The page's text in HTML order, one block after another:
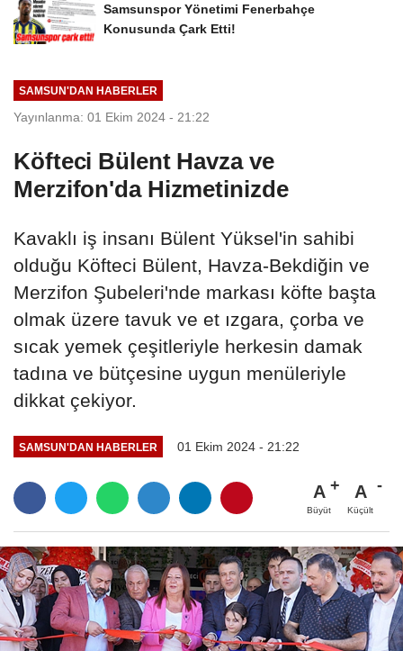
Samsunspor Yönetimi Fenerbahçe
Konusunda Çark Etti!
SAMSUN'DAN HABERLER
Yayınlanma: 01 Ekim 2024 - 21:22
Köfteci Bülent Havza ve
Merzifon'da Hizmetinizde
Kavaklı iş insanı Bülent Yüksel'in sahibi
olduğu Köfteci Bülent, Havza-Bekdiğin ve
Merzifon Şubeleri'nde markası köfte başta
olmak üzere tavuk ve et ızgara, çorba ve
sıcak yemek çeşitleriyle herkesin damak
tadına ve bütçesine uygun menüleriyle
dikkat çekiyor.
SAMSUN'DAN HABERLER 01 Ekim 2024 - 21:22
A
Büyüt
A
Küçült